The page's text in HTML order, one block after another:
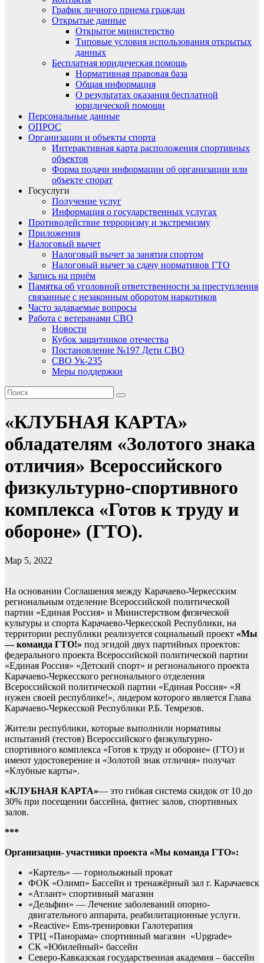
График личного приема граждан
Открытые данные
Открытое министерство
Типовые условия использования открытых
данных
Бесплатная юридическая помощь
Нормативная правовая база
Общая информация
О результатах оказания бесплатной
юридической помощи
Персональные данные
ОПРОС
Организации и объекты спорта
Интерактивная карта расположения спортивных
объектов
Форма подачи информации об организации или
объекте спорат
Госуслуги
Получение услуг
Информация о государственных услугах
Противодействие терроризму и экстремизму
Приложения
Налоговый вычет
Налоговый вычет за занятия спортом
Налоговый вычет за сдачу нормативов ГТО
Запись на приём
Памятка об уголовной ответственности за преступления
связанные с незаконным оборотом наркотиков
Часто задаваемые вопросы
Работа с ветеранами СВО
Новости
Кубок защитников отечества
Постановление №197 Дети СВО
СВО Ук-235
Меры поддержки
«КЛУБНАЯ КАРТА»
обладателям «Золотого знака
отличия» Всероссийского
физкультурно-спортивного
комплекса «Готов к труду и
обороне» (ГТО).
Мар 5, 2022
На основании Соглашения между Карачаево-Черкесским
региональным отделение Всероссийской политической
партии «Единая Россия» и Министерством физической
культуры и спорта Карачаево-Черкесской Республики, на
территории республики реализуется социальный проект «Мы
— команда ГТО!» под эгидой двух партийных проектов:
федерального проекта Всероссийской политической партии
«Единая Россия» «Детский спорт» и регионального проекта
Карачаево-Черкесского регионального отделения
Всероссийской политической партии «Единая Россия» «Я
нужен своей республике!», лидером которого является Глава
Карачаево-Черкесской Республики Р.Б. Темрезов.
Жители республики, которые выполнили нормативы
испытаний (тестов) Всероссийского физкультурно-
спортивного комплекса «Готов к труду и обороне» (ГТО) и
имеют удостоверение и «Золотой знак отличия» получат
«Клубные карты».
«КЛУБНАЯ КАРТА»— это гибкая система скидок от 10 до
30% при посещении бассейна, фитнес залов, спортивных
залов.
***
Организации- участники проекта «Мы команда ГТО»:
«Картель» — горнолыжный прокат
ФОК «Олимп» Бассейн и тренажёрный зал г. Карачаевск
«Атлант» спортивный магазин
«Дельфин» — Лечение заболеваний опорно-
двигательного аппарата, реабилитационные услуги.
«Reactive» Ems-тренировки Галотерапия
ТРЦ «Панорама» спортивный магазин «Upgrade»
СК «Юбилейный» бассейн
Северо-Кавказская государственная академия – бассейн